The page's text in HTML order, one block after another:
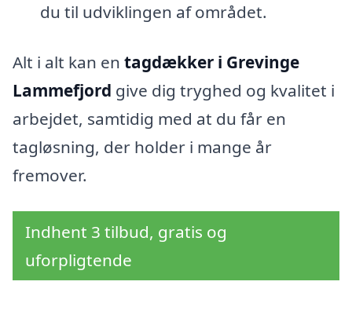
du til udviklingen af området.
Alt i alt kan en tagdækker i Grevinge
Lammefjord give dig tryghed og kvalitet i
arbejdet, samtidig med at du får en
tagløsning, der holder i mange år
fremover.
Indhent 3 tilbud, gratis og
uforpligtende